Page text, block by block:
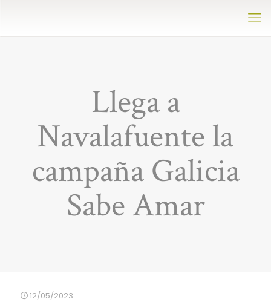
Llega a
Navalafuente la
campaña Galicia
Sabe Amar
12/05/2023